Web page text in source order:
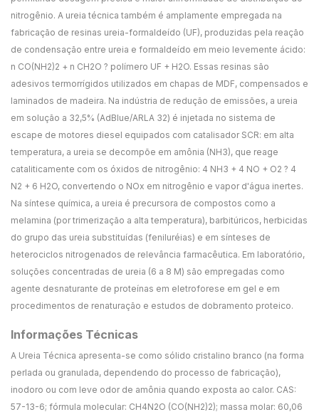
nitrogênio. A ureia técnica também é amplamente empregada na
fabricação de resinas ureia-formaldeído (UF), produzidas pela reação
de condensação entre ureia e formaldeído em meio levemente ácido:
n CO(NH2)2 + n CH2O ? polímero UF + H2O. Essas resinas são
adesivos termorrígidos utilizados em chapas de MDF, compensados e
laminados de madeira. Na indústria de redução de emissões, a ureia
em solução a 32,5% (AdBlue/ARLA 32) é injetada no sistema de
escape de motores diesel equipados com catalisador SCR: em alta
temperatura, a ureia se decompõe em amônia (NH3), que reage
cataliticamente com os óxidos de nitrogênio: 4 NH3 + 4 NO + O2 ? 4
N2 + 6 H2O, convertendo o NOx em nitrogênio e vapor d'água inertes.
Na síntese química, a ureia é precursora de compostos como a
melamina (por trimerização a alta temperatura), barbitúricos, herbicidas
do grupo das ureia substituídas (feniluréias) e em sínteses de
heterociclos nitrogenados de relevância farmacêutica. Em laboratório,
soluções concentradas de ureia (6 a 8 M) são empregadas como
agente desnaturante de proteínas em eletroforese em gel e em
procedimentos de renaturação e estudos de dobramento proteico.
Informações Técnicas
A Ureia Técnica apresenta-se como sólido cristalino branco (na forma
perlada ou granulada, dependendo do processo de fabricação),
inodoro ou com leve odor de amônia quando exposta ao calor. CAS:
57-13-6; fórmula molecular: CH4N2O (CO(NH2)2); massa molar: 60,06